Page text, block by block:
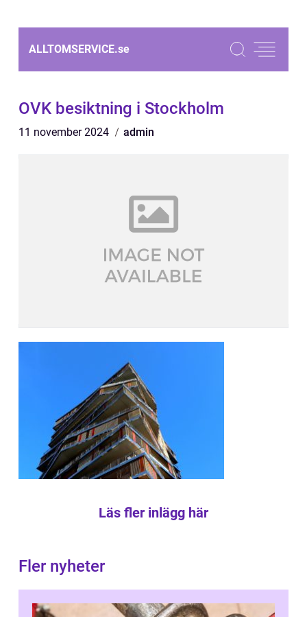
ALLTOMSERVICE.se
OVK besiktning i Stockholm
11 november 2024 admin
Läs fler inlägg här
Fler nyheter